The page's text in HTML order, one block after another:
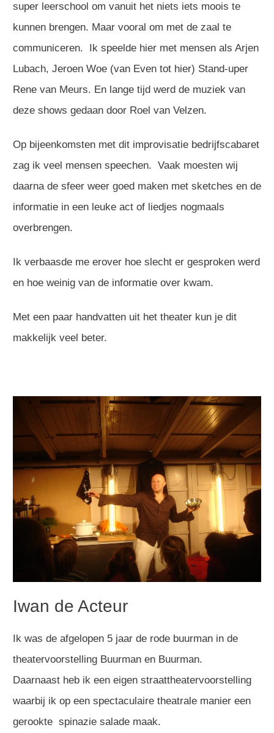
super leerschool om vanuit het niets iets moois te
kunnen brengen. Maar vooral om met de zaal te
communiceren. Ik speelde hier met mensen als Arjen
Lubach, Jeroen Woe (van Even tot hier) Stand-uper
Rene van Meurs. En lange tijd werd de muziek van
deze shows gedaan door Roel van Velzen.
Op bijeenkomsten met dit improvisatie bedrijfscabaret
zag ik veel mensen speechen. Vaak moesten wij
daarna de sfeer weer goed maken met sketches en de
informatie in een leuke act of liedjes nogmaals
overbrengen.
Ik verbaasde me erover hoe slecht er gesproken werd
en hoe weinig van de informatie over kwam.
Met een paar handvatten uit het theater kun je dit
makkelijk veel beter.
Iwan de Acteur
Ik was de afgelopen 5 jaar de rode buurman in de
theatervoorstelling Buurman en Buurman.
Daarnaast heb ik een eigen straattheatervoorstelling
waarbij ik op een spectaculaire theatrale manier een
gerookte spinazie salade maak.